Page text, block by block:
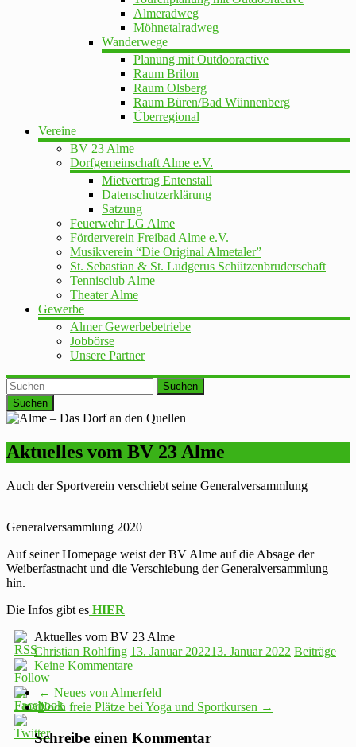
Almeradweg
Möhnetalradweg
Wanderwege
Planung mit Outdooractive
Raum Brilon
Raum Olsberg
Raum Büren/Bad Wünnenberg
Überregional
Vereine
BV 23 Alme
Dorfgemeinschaft Alme e.V.
Mietvertrag Entenstall
Datenschutzerklärung
Satzung
Feuerwehr LG Alme
Förderverein Freibad Alme e.V.
Musikverein “Die Original Almetaler”
St. Sebastian & St. Ludgerus Schützenbruderschaft
Tennisclub Alme
Theater Alme
Gewerbe
Almer Gewerbebetriebe
Jobbörse
Unsere Partner
Suchen
Aktuelles vom BV 23 Alme
Auch der Sportverein verschiebt seine Generalversammlung
Generalversammlung 2020
Auf seiner Homepage weist der BV Alme auf die Absage der
Weiberfastnacht und die Verschiebung der Generalversammlung
hin.
Die Infos gibt es HIER
Aktuelles vom BV 23 Alme
Christian Rohlfing 13. Januar 202213. Januar 2022 Beiträge
Keine Kommentare
← Neues von Almerfeld
Noch freie Plätze bei Yoga und Sportkursen →
Schreibe einen Kommentar